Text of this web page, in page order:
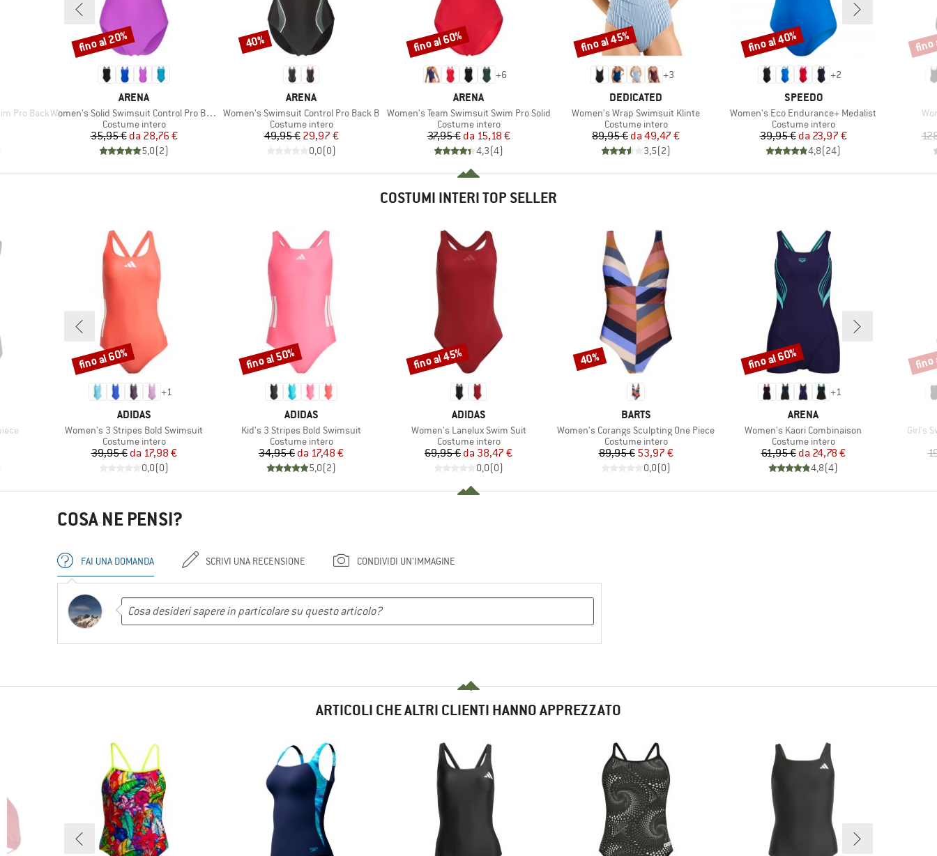
Pro Back
MARCHIO
ARENA
Articolo
Women's Solid Swimsuit Control Pro Back B
Gruppo di prodotti
Costume intero
Prezzo
35,95 € Prezzo ridotto
da 28,76 €
5,0(2)
Sconto
fino al 20%
MARCHIO
ARENA
Articolo
Women's Swimsuit Control Pro Back B
Gruppo di prodotti
Costume intero
Prezzo
49,95 €Prezzo ridotto
29,97 €
0,0(0)
Sconto
40%
+6
MARCHIO
ARENA
Articolo
Women's Team Swimsuit Swim Pro Solid
Gruppo di prodotti
Costume intero
Prezzo
37,95 € Prezzo ridotto
da 15,18 €
4,3(4)
Sconto
fino al 60%
+3
MARCHIO
DEDICATED
Articolo
Women's Wrap Swimsuit Klinte
Gruppo di prodotti
Costume intero
Prezzo
89,95 € Prezzo ridotto
da 49,47 €
3,5(2)
Sconto
fino al 45%
+2
MARCHIO
SPEEDO
Articolo
Women's Eco Endurance+ Medalist
Gruppo di prodotti
Costume intero
Prezzo
39,95 € Prezzo ridotto
da 23,97 €
4,8(24)
Sconto
fino al 40% fino
COSTUMI INTERI TOP SELLER
+1
MARCHIO
ADIDAS
Articolo
Women's 3 Stripes Bold Swimsuit
Gruppo di prodotti
Costume intero
Prezzo
39,95 € Prezzo ridotto
da 17,98 €
0,0(0)
Sconto
fino al 60%
MARCHIO
ADIDAS
Articolo
Kid's 3 Stripes Bold Swimsuit
Gruppo di prodotti
Costume intero
Prezzo
34,95 € Prezzo ridotto
da 17,48 €
5,0(2)
Sconto
fino al 50%
MARCHIO
ADIDAS
Articolo
Women's Lanelux Swim Suit
Gruppo di prodotti
Costume intero
Prezzo
69,95 € Prezzo ridotto
da 38,47 €
0,0(0)
Sconto
fino al 45%
MARCHIO
BARTS
Articolo
Women's Corangs Sculpting One Piece
Gruppo di prodotti
Costume intero
Prezzo
89,95 €Prezzo ridotto
53,97 €
0,0(0)
Sconto
40%
+1
MARCHIO
ARENA
Articolo
Women's Kaori Combinaison
Gruppo di prodotti
Costume intero
Prezzo
61,95 € Prezzo ridotto
da 24,78 €
4,8(4)
Sconto
fino al 60%
Articolo
Girl's
fino
COSA NE PENSI?
FAI UNA DOMANDA SCRIVI UNA RECENSIONE CONDIVIDI UN'IMMAGINE
ARTICOLI CHE ALTRI CLIENTI HANNO APPREZZATO